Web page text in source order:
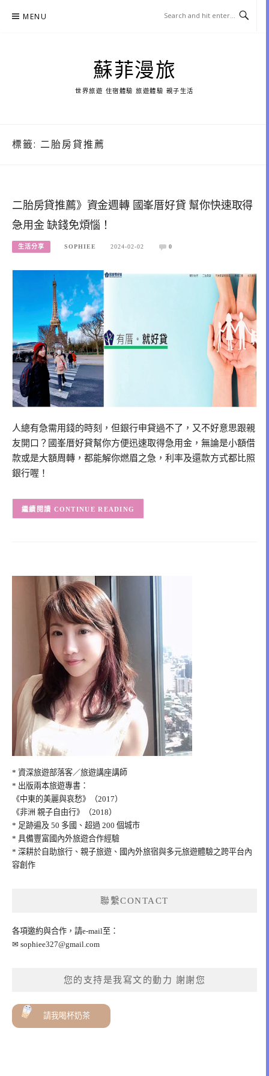
MENU
蘇菲漫旅
世界旅遊 住宿體驗 旅遊體驗 親子生活
標籤: 二胎房貸推薦
二胎房貸推薦》資金週轉 國峯厝好貸 幫你快速取得
急用金 缺錢免煩惱！
生活分享 SOPHIEE 2024-02-02 0
人總有急需用錢的時刻，但銀行申貸過不了，又不好意思跟親
友開口？國峯厝好貸幫你方便迅速取得急用金，無論是小額借
款或是大額周轉，都能解你燃眉之急，利率及還款方式都比照
銀行喔！
CONTINUE READING
* 資深旅遊部落客／旅遊講座講師
* 出版兩本旅遊專書：
《中東的美麗與哀愁》（2017）
《非洲 親子自由行》（2018）
* 足跡遍及 50 多國、超過 200 個城市
* 具備豐富國內外旅遊合作經驗
* 深耕於自助旅行、親子旅遊、國內外旅宿與多元旅遊體驗之跨平台內
容創作
聯繫CONTACT
各項邀約與合作，請e-mail至：
✉ sophiee327@gmail.com
您的支持是我寫文的動力 謝謝您
請我喝杯奶茶